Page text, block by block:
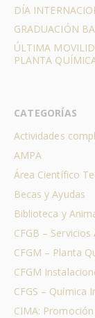
DÍA
GRADUACIÓN
ÚLTIMA
PLANTA
CATEGORÍAS
Actividades
AMPA
Área Científico
Becas y Ayudas
Biblioteca y
CFGB –
CFGM – Planta
CFGM
CFGS – Química
CIMA: